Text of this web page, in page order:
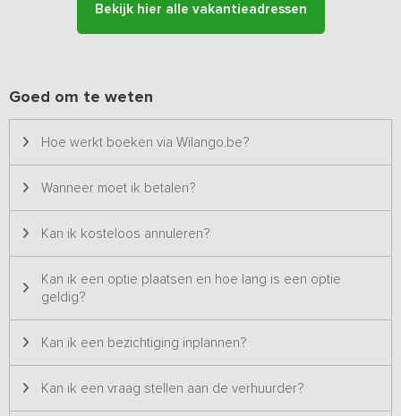
vergelijkbare groepen.Bekijk hier alle vakantieadressen
Goed om te weten
Hoe werkt boeken via Wilango.be?
Wanneer moet ik betalen?
Kan ik kosteloos annuleren?
Kan ik een optie plaatsen en hoe lang is een optie
geldig?
Kan ik een bezichtiging inplannen?
Kan ik een vraag stellen aan de verhuurder?